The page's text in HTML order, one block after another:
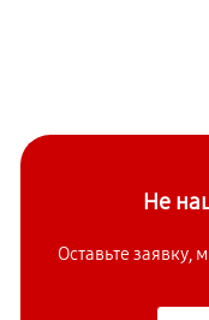
Не
Оставьте